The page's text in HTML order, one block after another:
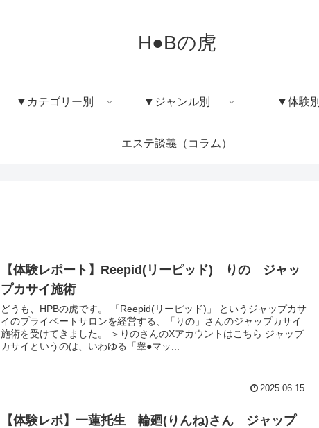
H●Bの虎
▼カテゴリー別 ▼ジャンル別 ▼体験別
エステ談義（コラム）
【体験レポート】Reepid(リーピッド) りの ジャッ
プカサイ施術
どうも、HPBの虎です。 「Reepid(リーピッド)」 というジャップカサ
イのプライベートサロンを経営する、「りの」さんのジャップカサイ
施術を受けてきました。 ＞りのさんのXアカウントはこちら ジャップ
カサイというのは、いわゆる「睾●マッ...
2025.06.15
【体験レポ】一蓮托生 輪廻(りんね)さん ジャップ